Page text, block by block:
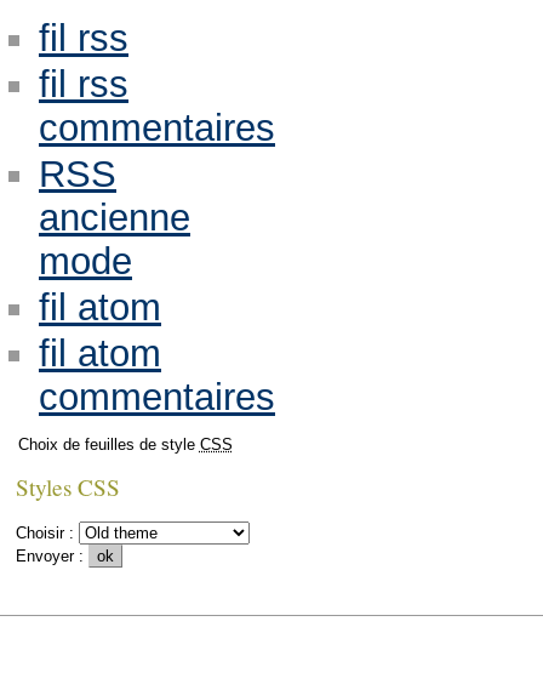
fil rss
fil rss
commentaires
RSS
ancienne
mode
fil atom
fil atom
commentaires
Choix de feuilles de style CSS
Styles CSS
Choisir :
Envoyer :